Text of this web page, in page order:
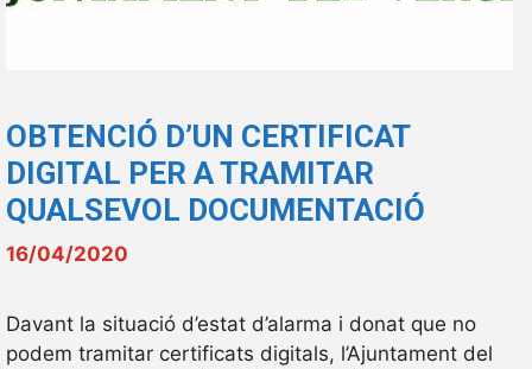
OBTENCIÓ D’UN CERTIFICAT
DIGITAL PER A TRAMITAR
QUALSEVOL DOCUMENTACIÓ
16/04/2020
Davant la situació d’estat d’alarma i donat que no
podem tramitar certificats digitals, l’Ajuntament del